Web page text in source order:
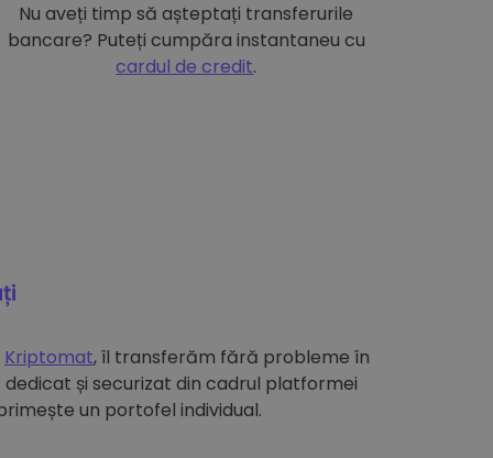
Nu aveți timp să așteptați transferurile
bancare? Puteți cumpăra instantaneu cu
cardul de credit.
Kriptomat, îl transferăm fără probleme în
și securizat din cadrul platformei
un portofel individual.